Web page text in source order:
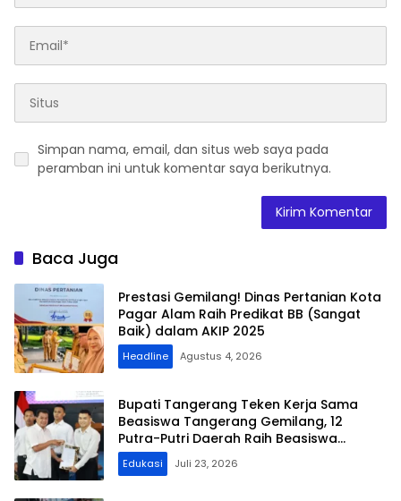
Simpan nama, email, dan situs web saya pada
peramban ini untuk komentar saya berikutnya.
Baca Juga
Prestasi Gemilang! Dinas Pertanian Kota
Pagar Alam Raih Predikat BB (Sangat
Baik) dalam AKIP 2025
Headline Agustus 4, 2026
Bupati Tangerang Teken Kerja Sama
Beasiswa Tangerang Gemilang, 12
Putra-Putri Daerah Raih Beasiswa
Pendidikan Transportasi
Edukasi Juli 23, 2026